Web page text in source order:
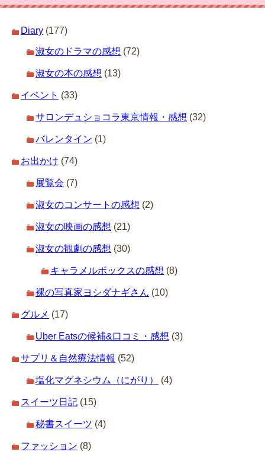
Diary (177)
淑女のドラマの感想 (72)
淑女の本の感想 (13)
イベント (33)
サロンデュショコラ東京情報・感想 (32)
バレンタイン (1)
お出かけ (74)
展覧会 (7)
淑女のコンサートの感想 (2)
淑女の映画の感想 (21)
淑女の観劇の感想 (30)
キャラメルボックスの感想 (8)
裸の写真家ヨシダナギさん (10)
グルメ (17)
Uber Eatsの候補&口コミ・感想 (3)
サプリ＆自然療法情報 (52)
塩化マグネシウム（にがり） (4)
スイーツ日記 (15)
秘書スイーツ (4)
ファッション (8)